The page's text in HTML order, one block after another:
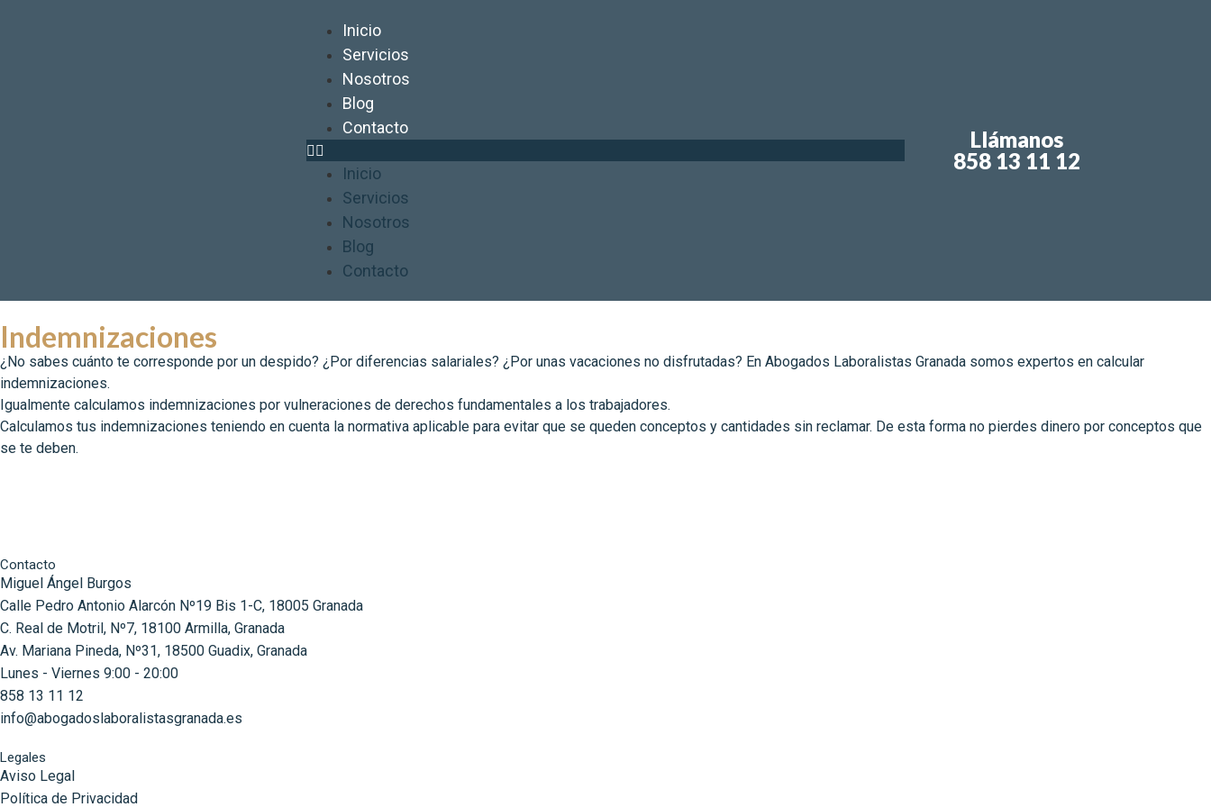
Inicio
Servicios
Nosotros
Blog
Contacto
Inicio
Servicios
Nosotros
Blog
Contacto
Llámanos
858 13 11 12
Indemnizaciones
¿No sabes cuánto te corresponde por un despido? ¿Por diferencias salariales? ¿Por unas vacaciones no disfrutadas? En Abogados Laboralistas Granada somos expertos en calcular
indemnizaciones.
Igualmente calculamos indemnizaciones por vulneraciones de derechos fundamentales a los trabajadores.
Calculamos tus indemnizaciones teniendo en cuenta la normativa aplicable para evitar que se queden conceptos y cantidades sin reclamar. De esta forma no pierdes dinero por conceptos que
se te deben.
Contacto
Miguel Ángel Burgos
Calle Pedro Antonio Alarcón Nº19 Bis 1-C, 18005 Granada
C. Real de Motril, Nº7, 18100 Armilla, Granada
Av. Mariana Pineda, Nº31, 18500 Guadix, Granada
Lunes - Viernes 9:00 - 20:00
858 13 11 12
info@abogadoslaboralistasgranada.es
Legales
Aviso Legal
Política de Privacidad